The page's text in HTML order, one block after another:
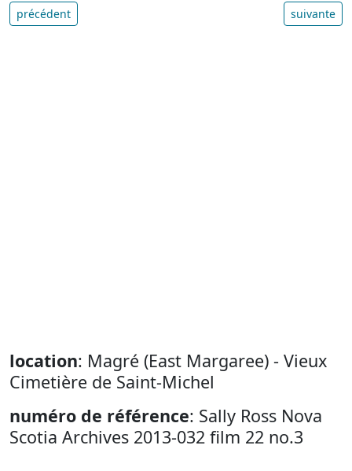
précédent suivante
location: Magré (East Margaree) - Vieux
Cimetière de Saint-Michel
numéro de référence: Sally Ross Nova
Scotia Archives 2013-032 film 22 no.3